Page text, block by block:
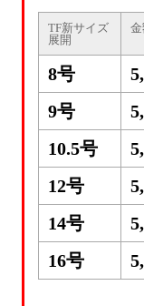
TF新サイズ
展開
8号
9号
10.5号
12号
14号
16号